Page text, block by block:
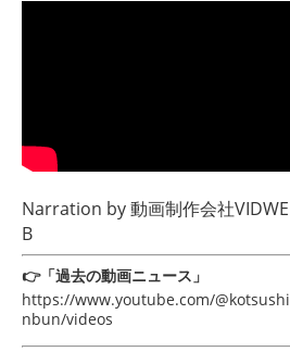
Narration by動画制作会社VIDWE
B
👉「過去の動画ニュース」
https://www.youtube.com/@kotsushi
nbun/videos